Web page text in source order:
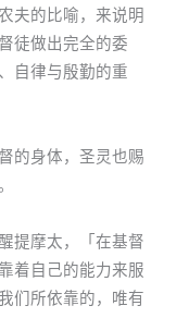
夫的比喻，来说明
徒做出完全的委
自律与殷勤的重
的身体，圣灵也赐
提摩太，「在基督
着自己的能力来服
们所依靠的，唯有